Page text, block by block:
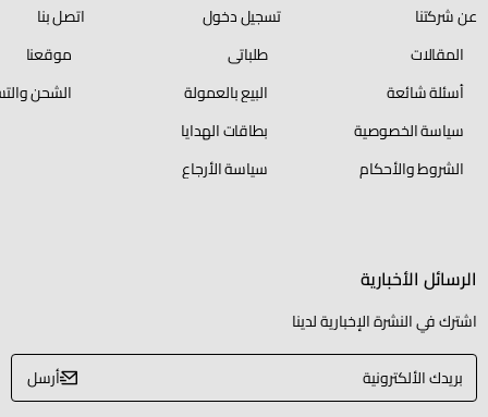
عن شركتنا
المقالات
أسئلة شائعة
سياسة الخصوصية
الشروط والأحكام
تسجيل دخول
طلباتي
البيع بالعمولة
بطاقات الهدايا
سياسة الأرجاع
اتصل بنا
موقعنا
الشحن
الرسائل الأخبارية
اشترك في النشرة الإخبارية لدينا
بريدك
الألكترونية
أرسل